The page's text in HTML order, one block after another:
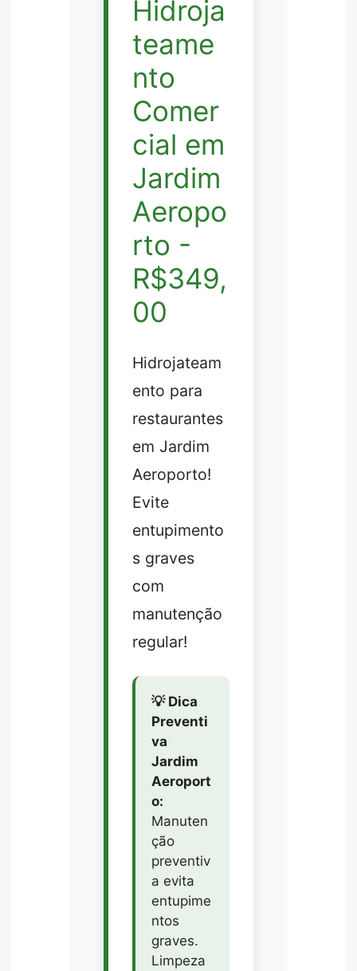
Hidroja
teame
nto
Comer
cial em
Jardim
Aeropo
rto -
R$349,
00
Hidrojateam
ento para
restaurantes
em Jardim
Aeroporto!
Evite
entupimento
s graves
com
manutenção
regular!
💡 Dica
Preventi
va
Jardim
Aeroport
o:
Manuten
ção
preventiv
a evita
entupime
ntos
graves.
Limpeza